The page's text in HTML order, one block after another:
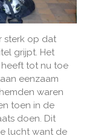
sterk op dat
grijpt. Het
tot nu toe
eenzaam
waren
toen in de
doen. Dit
lucht want de